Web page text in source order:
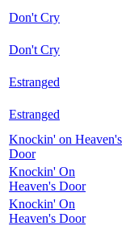
Don't Cry
Don't Cry
Estranged
Estranged
Knockin' on Heaven's
Door
Knockin' On
Heaven's Door
Knockin' On
Heaven's Door